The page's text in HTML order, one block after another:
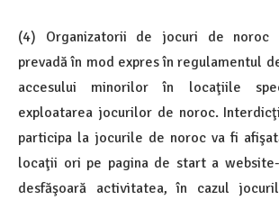
(4) Organizatorii de jocuri de noroc
prevadă în mod expres în regulamentul
accesului minorilor în locaţiile
exploatarea jocurilor de noroc.
participa la jocurile de noroc va fi
locaţii ori pe pagina de start a
desfăşoară activitatea, în cazul